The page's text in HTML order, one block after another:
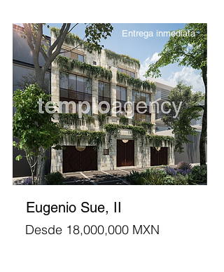
Entrega inmediata
Eugenio Sue, II
Desde 18,000,000 MXN